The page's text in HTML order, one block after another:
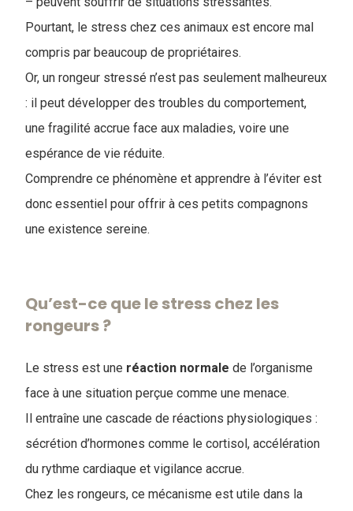
Pourtant, le stress chez ces animaux est encore mal
compris par beaucoup de propriétaires.
Or, un rongeur stressé n’est pas seulement malheureux
: il peut développer des troubles du comportement,
une fragilité accrue face aux maladies, voire une
espérance de vie réduite.
Comprendre ce phénomène et apprendre à l’éviter est
donc essentiel pour offrir à ces petits compagnons
une existence sereine.
Qu’est-ce que le stress chez les
rongeurs ?
Le stress est une réaction normale de l’organisme
face à une situation perçue comme une menace.
Il entraîne une cascade de réactions physiologiques :
sécrétion d’hormones comme le cortisol, accélération
du rythme cardiaque et vigilance accrue.
Chez les rongeurs, ce mécanisme est utile dans la